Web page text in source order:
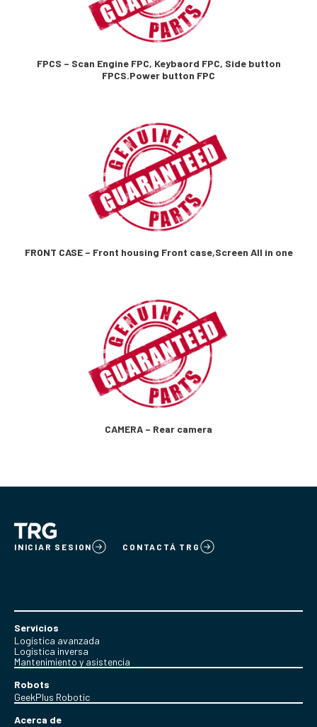
FPCS – Scan Engine FPC, Keybaord FPC, Side button
FPCS.Power button FPC
FRONT CASE – Front housing Front case,Screen All in one
CAMERA – Rear camera
INICIAR SESION CONTACTÁ TRG
Servicios
Logística avanzada
Logística inversa
Mantenimiento y asistencia
Robots
GeekPlus Robotic
Acerca de